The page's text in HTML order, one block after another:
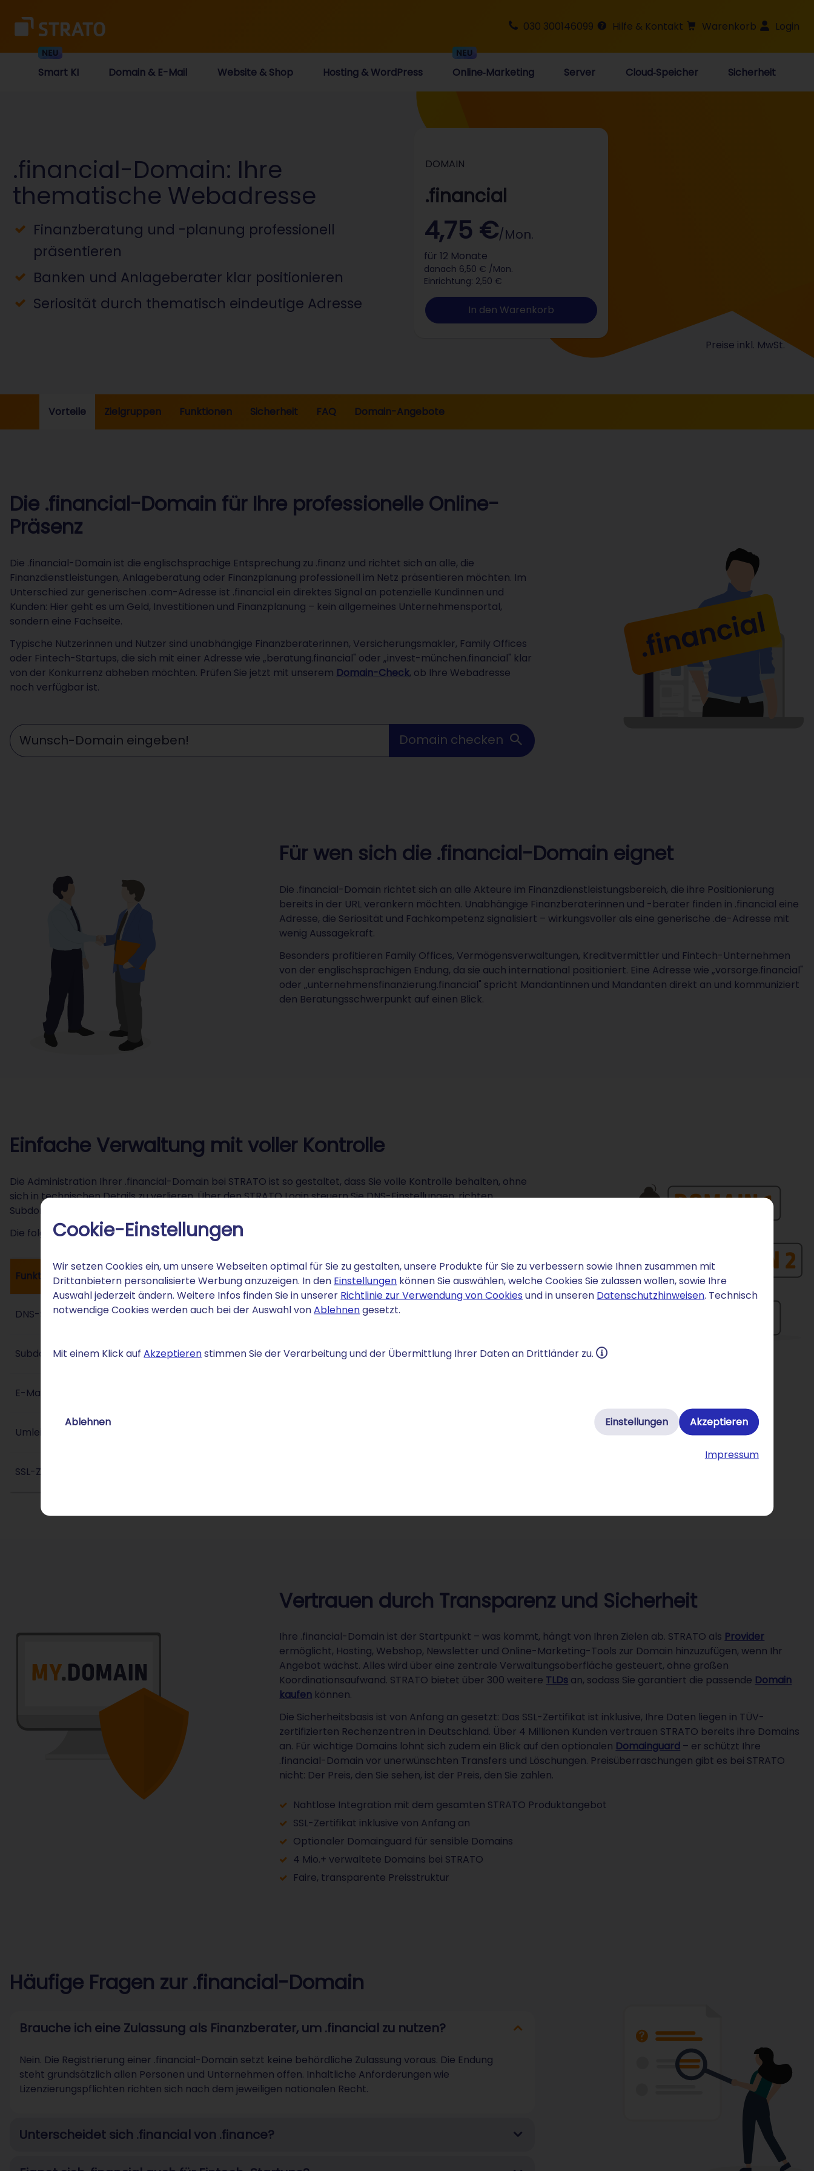
Cookie-Einstellungen
Wir setzen Cookies ein, um unsere Webseiten optimal für Sie zu gestalten, unsere Produkte für Sie zu verbessern sowie Ihnen zusammen mit
Drittanbietern personalisierte Werbung anzuzeigen. In den Einstellungen können Sie auswählen, welche Cookies Sie zulassen wollen, sowie Ihre
Auswahl jederzeit ändern. Weitere Infos finden Sie in unserer Richtlinie zur Verwendung von Cookies und in unseren Datenschutzhinweisen. Technisch
notwendige Cookies werden auch bei der Auswahl vonAblehnengesetzt.
Mit einem Klick aufAkzeptierenstimmen Sie der Verarbeitung und der Übermittlung Ihrer Daten an Drittländer zu.
Ablehnen Einstellungen Akzeptieren
Impressum
030 300146099 Hilfe & Kontakt Warenkorb Login
Smart KI Domain & E-Mail Website & Shop Hosting & WordPress Online‑Marketing Server Cloud‑Speicher Sicherheit
.financial-Domain: Ihre
thematische Webadresse
Finanzberatung und -planung professionell
präsentieren
Banken und Anlageberater klar positionieren
Seriosität durch thematisch eindeutige Adresse
DOMAIN
.financial
4,75 €/Mon.
für 12 Monate
danach 6,50 € /Mon.
Einrichtung: 2,50 €
In den Warenkorb
Preise inkl. MwSt.
Vorteile Zielgruppen Funktionen Sicherheit FAQ Domain-Angebote
Die .financial-Domain für Ihre professionelle Online-
Präsenz
Die .financial-Domain ist die englischsprachige Entsprechung zu .finanz und richtet sich an alle, die
Finanzdienstleistungen, Anlageberatung oder Finanzplanung professionell im Netz präsentieren möchten. Im
Unterschied zur generischen .com-Adresse ist .financial ein direktes Signal an potenzielle Kundinnen und
Kunden: Hier geht es um Geld, Investitionen und Finanzplanung – kein allgemeines Unternehmensportal,
sondern eine Fachseite.
Typische Nutzerinnen und Nutzer sind unabhängige Finanzberaterinnen, Versicherungsmakler, Family Offices
oder Fintech-Startups, die sich mit einer Adresse wie „beratung.financial" oder „invest-münchen.financial" klar
von der Konkurrenz abheben möchten. Prüfen Sie jetzt mit unserem Domain-Check, ob Ihre Webadresse
noch verfügbar ist.
Wunschdomain eingeben ...
Domain checken
Für wen sich die .financial-Domain eignet
Die .financial-Domain richtet sich an alle Akteure im Finanzdienstleistungsbereich, die ihre Positionierung
bereits in der URL verankern möchten. Unabhängige Finanzberaterinnen und -berater finden in .financial eine
Adresse, die Seriosität und Fachkompetenz signalisiert – wirkungsvoller als eine generische .de-Adresse mit
wenig Aussagekraft.
Besonders profitieren Family Offices, Vermögensverwaltungen, Kreditvermittler und Fintech-Unternehmen
von der englischsprachigen Endung, da sie auch international positioniert. Eine Adresse wie „vorsorge.financial"
oder „unternehmensfinanzierung.financial" spricht Mandantinnen und Mandanten direkt an und kommuniziert
den Beratungsschwerpunkt auf einen Blick.
Einfache Verwaltung mit voller Kontrolle
Die Administration Ihrer .financial-Domain bei STRATO ist so gestaltet, dass Sie volle Kontrolle behalten, ohne
sich in technischen Details zu verlieren. Über den STRATO Login steuern Sie DNS-Einstellungen, richten
Subdomains ein oder verknüpfen Ihre Adresse mit externen Plattformen.
Die folgende Tabelle zeigt zentrale Verwaltungsfunktionen:
Funktion Ihr praktischer Nutzen
DNS-Selbstverwaltung
Flexible Verknüpfung mit Webspace, Cloud-Diensten
Subdomain-Management
Strukturierung Ihres Angebots nach Themenbereichen
oder Projekten.
E-Mail-Konfiguration
Umleitungs-Service
SSL-Zertifikat
Vertrauen durch Transparenz und Sicherheit
Ihre .financial-Domain ist der Startpunkt – was kommt, hängt von Ihren Zielen ab. STRATO als Provider
ermöglicht, Hosting, Webshop, Newsletter und Online-Marketing-Tools zur Domain hinzuzufügen, wenn Ihr
Angebot wächst. Alles wird über eine zentrale Verwaltungsoberfläche gesteuert, ohne großen
Koordinationsaufwand. STRATO bietet über 300 weitere TLDs an, sodass Sie garantiert die passende Domain
kaufen können.
Die Sicherheitsbasis ist von Anfang an gesetzt: Das SSL-Zertifikat ist inklusive, Ihre Daten liegen in TÜV-
zertifizierten Rechenzentren in Deutschland. Über 4 Millionen Kunden vertrauen STRATO bereits ihre Domains
an. Für wichtige Domains lohnt sich zudem ein Blick auf den optionalen Domainguard – er schützt Ihre
.financial-Domain vor unerwünschten Transfers und Löschungen. Preisüberraschungen gibt es bei STRATO
nicht: Der Preis, den Sie sehen, ist der Preis, den Sie zahlen.
Nahtlose Integration mit dem gesamten STRATO Produktangebot
SSL-Zertifikat inklusive von Anfang an
Optionaler Domainguard für sensible Domains
4 Mio.+ verwaltete Domains bei STRATO
Faire, transparente Preisstruktur
Häufige Fragen zur .financial-Domain
Brauche ich eine Zulassung als Finanzberater, um .financial zu nutzen?
Nein. Die Registrierung einer .financial-Domain setzt keine behördliche Zulassung voraus. Die Endung
steht grundsätzlich allen Personen und Unternehmen offen. Inhaltliche Anforderungen wie
Lizenzierungspflichten richten sich nach dem jeweiligen nationalen Recht.
Unterscheidet sich .financial von .finance?